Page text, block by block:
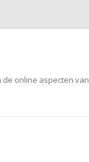
de online aspecten van